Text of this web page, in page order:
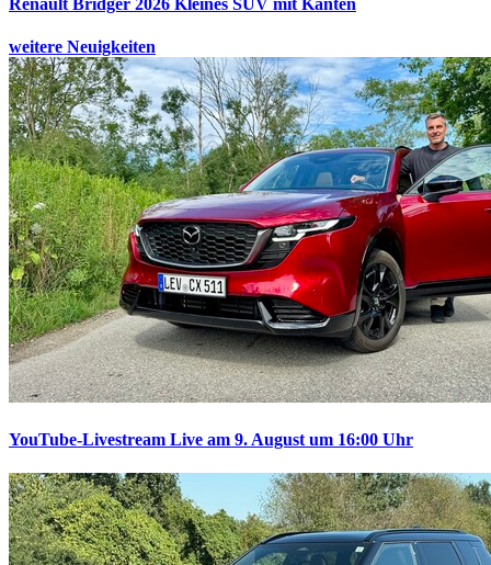
weitere Neuigkeiten
YouTube-Livestream Live am 9. August um 16:00 Uhr